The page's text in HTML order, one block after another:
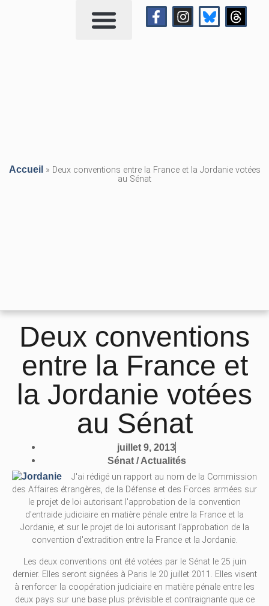
Accueil » Deux conventions entre la France et la Jordanie votées
au Sénat
Deux conventions
entre la France et
la Jordanie votées
au Sénat
juillet 9, 2013
Sénat / Actualités
J'ai rédigé un rapport au nom de la Commission
des Affaires étrangères, de la Défense et des Forces armées sur
le projet de loi autorisant l'approbation de la convention
d'entraide judiciaire en matière pénale entre la France et la
Jordanie, et sur le projet de loi autorisant l'approbation de la
convention d'extradition entre la France et la Jordanie.
Les deux conventions ont été votées par le Sénat le 25 juin
dernier. Elles seront signées à Paris le 20 juillet 2011. Elles visent
à renforcer la coopération judiciaire en matière pénale entre les
deux pays sur une base plus prévisible et contraignante que ce